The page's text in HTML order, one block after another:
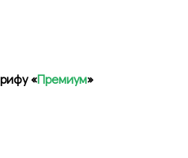
«Премиум»